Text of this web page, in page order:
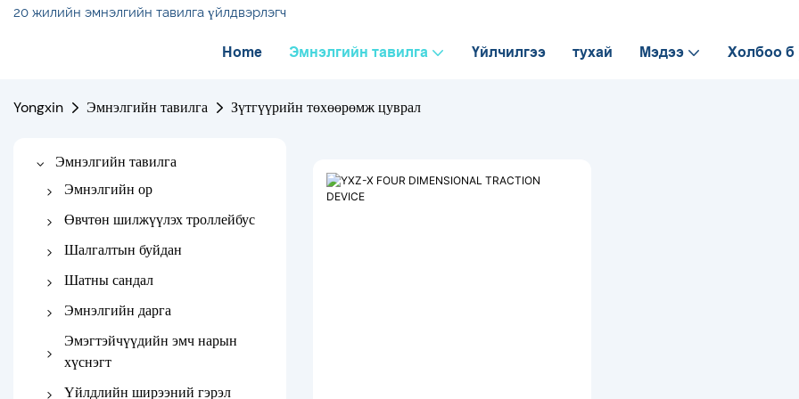
20 жилийн эмнэлгийн тавилга үйлдвэрлэгч
Home Эмнэлгийн тавилга Үйлчилгээ тухай Мэдээ Холбоо
Yongxin Эмнэлгийн тавилга Зүтгүүрийн төхөөрөмж цуврал
Эмнэлгийн тавилга
Эмнэлгийн ор
Эмнэлгийн цахилгаан ор
Гарын авлагын эмнэлгийн
Ортопедийн эмнэлгийн ор
Таталтын ор
Өвчтөн шилжүүлэх троллейбус
Троллейбрээ шилжүүлэх
Дамнуургатай троллейбус
Шалгалтын буйдан
Эмнэлгийн буйдан
Шалгалтын цахилгаан
Шатны сандал
Гарын авлагын шатны
Цахилгаан шатны сандал
Эмнэлгийн дарга
Судсаар хийх сандал
Диализийн сандал
Эмэгтэйчүүдийн эмч нарын
хүснэгт
Хүргэлтийн ор
Үйлдлийн ширээний гэрэл